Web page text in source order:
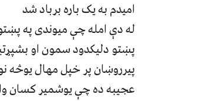
امیدم به یک باره برباد شد
له دې امله چې میوندی په
پښتو دلیکدود سمون او
پیرروښان پر خپل مهال یوڅه
عجیبه ده چې یوشمیر کسان